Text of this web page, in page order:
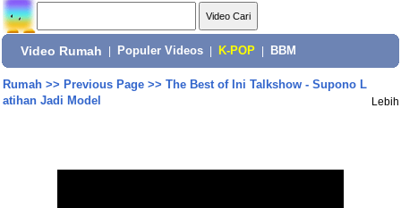
Video Rumah Populer Videos K-POP BBM
Rumah>> Previous Page>> The Best of Ini Talkshow - Supono L
atihan Jadi Model
Lebih